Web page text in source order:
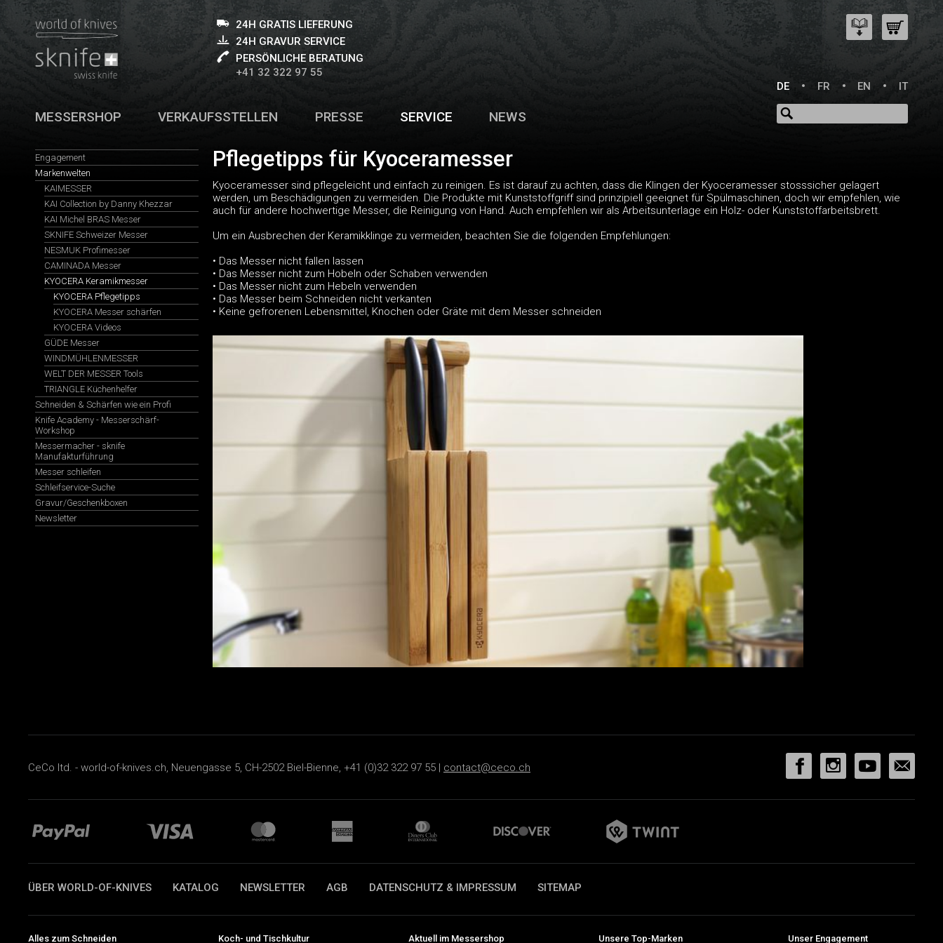
24H GRATIS LIEFERUNG
24H GRAVUR SERVICE
PERSÖNLICHE BERATUNG
+41 32 322 97 55
DE
FR EN IT
MESSERSHOP VERKAUFSSTELLEN PRESSE SERVICE NEWS
Engagement
Markenwelten
KAIMESSER
KAI Collection by Danny Khezzar
KAI Michel BRAS Messer
SKNIFE Schweizer Messer
NESMUK Profimesser
CAMINADA Messer
KYOCERA Keramikmesser
KYOCERA Pflegetipps
KYOCERA Messer schärfen
KYOCERA Videos
GÜDE Messer
WINDMÜHLENMESSER
WELT DER MESSER Tools
TRIANGLE Küchenhelfer
Schneiden & Schärfen wie ein Profi
Knife Academy - Messerschärf-
Workshop
Messermacher - sknife
Manufakturführung
Messer schleifen
Schleifservice-Suche
Gravur/Geschenkboxen
Newsletter
Pflegetipps für Kyoceramesser
Kyoceramesser sind pflegeleicht und einfach zu reinigen. Es ist darauf zu achten, dass die Klingen der Kyoceramesser stosssicher gelagert
werden, um Beschädigungen zu vermeiden. Die Produkte mit Kunststoffgriff sind prinzipiell geeignet für Spülmaschinen, doch wir empfehlen, wie
auch für andere hochwertige Messer, die Reinigung von Hand. Auch empfehlen wir als Arbeitsunterlage ein Holz- oder Kunststoffarbeitsbrett.
Um ein Ausbrechen der Keramikklinge zu vermeiden, beachten Sie die folgenden Empfehlungen:
• Das Messer nicht fallen lassen
• Das Messer nicht zum Hobeln oder Schaben verwenden
• Das Messer nicht zum Hebeln verwenden
• Das Messer beim Schneiden nicht verkanten
• Keine gefrorenen Lebensmittel, Knochen oder Gräte mit dem Messer schneiden
CeCo ltd. - world-of-knives.ch, Neuengasse 5, CH-2502 Biel-Bienne, +41 (0)32 322 97 55 | contact@ceco.ch
ÜBER WORLD-OF-KNIVES KATALOG NEWSLETTER AGB DATENSCHUTZ & IMPRESSUM SITEMAP
Alles zum Schneiden Koch- und Tischkultur Aktuell im Messershop Unsere Top-Marken Unser Engagement